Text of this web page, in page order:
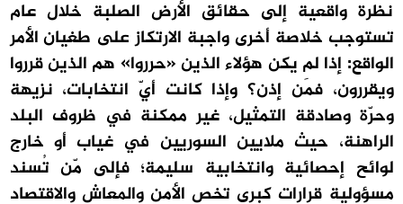
نظرة واقعية إلى حقائق الأرض الصلبة خلال عام
تستوجب خلاصة أخرى واجبة الارتكاز على طغيان الأمر
الواقع: إذا لم يكن هؤلاء الذين «حرروا» هم الذين قرروا
ويقررون، فمَن إذن؟ وإذا كانت أيّ انتخابات، نزيهة
وحرّة وصادقة التمثيل، غير ممكنة في ظروف البلد
الراهنة، حيث ملايين السوريين في غياب أو خارج
لوائح إحصائية وانتخابية سليمة؛ فإلى مّن تُسند
مسؤولية قرارات كبرى تخص الأمن والمعاش والاقتصاد